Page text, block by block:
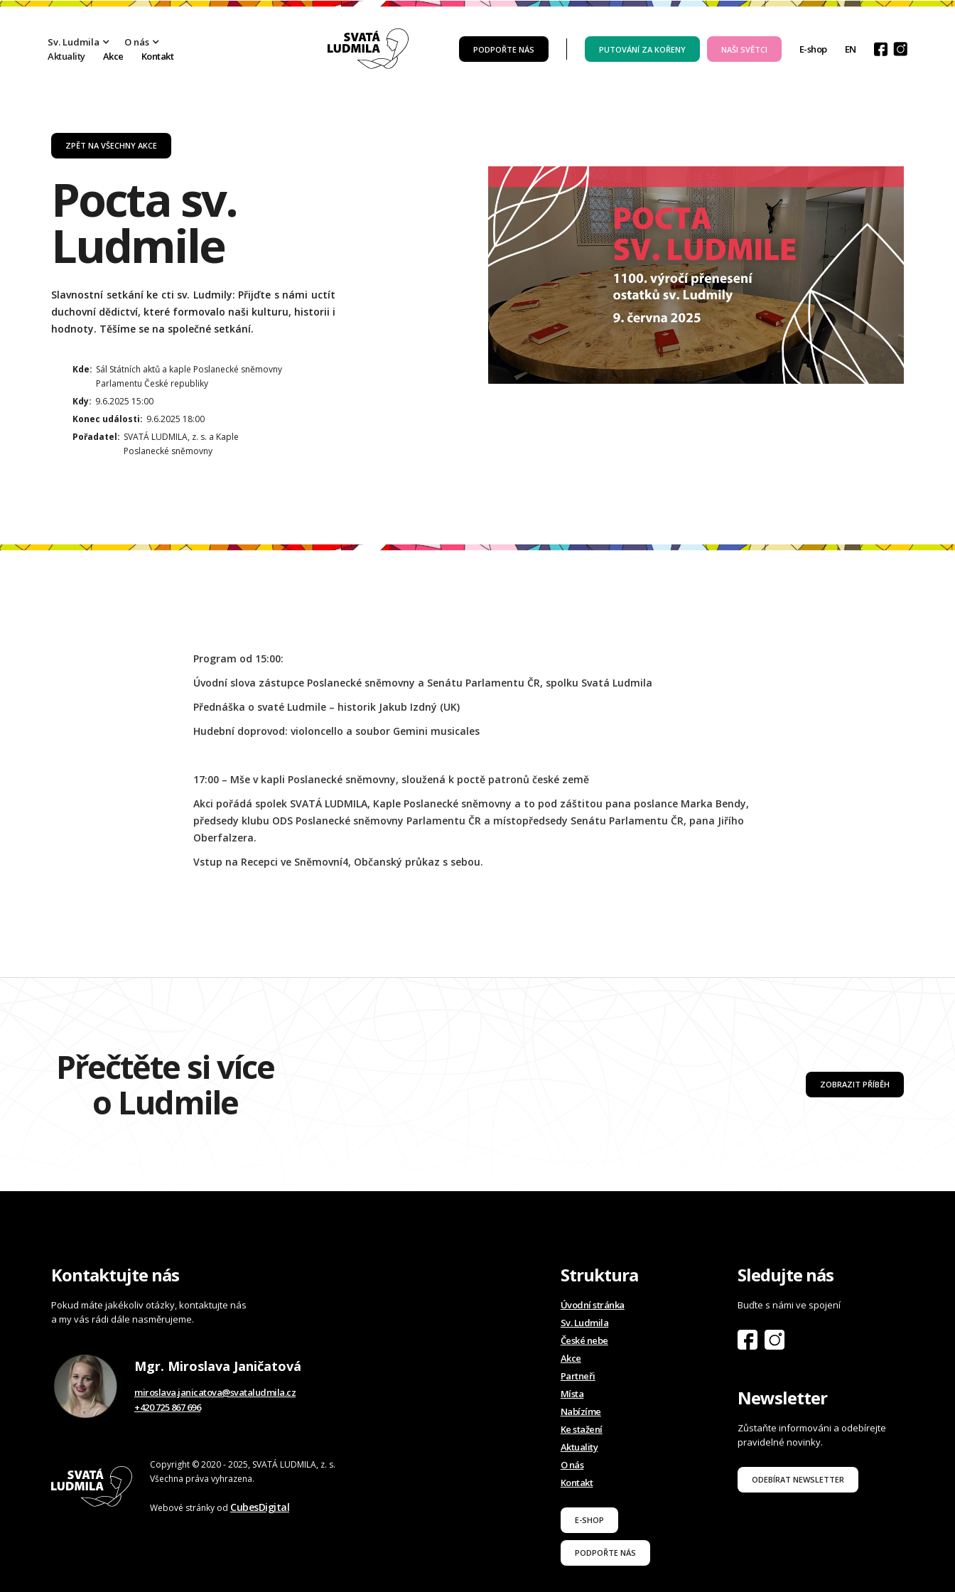
Sv. Ludmila
O nás
Aktuality
Akce Kontakt
PODPOŘTE NÁS PUTOVÁNÍ ZA KOŘENY NAŠI SVĚTCI E-shop EN
ZPĚT NA VŠECHNY AKCE
Pocta sv.
Ludmile
Slavnostní setkání ke cti sv. Ludmily: Přijďte s námi uctít
duchovní dědictví, které formovalo naši kulturu, historii i
hodnoty. Těšíme se na společné setkání.
Kde: Sál Státních aktů a kaple Poslanecké sněmovny
Parlamentu České republiky
Kdy: 9.6.2025 15:00
Konec události: 9.6.2025 18:00
Pořadatel: SVATÁ LUDMILA, z. s. a Kaple
Poslanecké sněmovny
Program od 15:00:
Úvodní slova zástupce Poslanecké sněmovny a Senátu Parlamentu ČR, spolku Svatá Ludmila
Přednáška o svaté Ludmile – historik Jakub Izdný (UK)
Hudební doprovod: violoncello a soubor Gemini musicales
17:00 – Mše v kapli Poslanecké sněmovny, sloužená k poctě patronů české země
Akci pořádá spolek SVATÁ LUDMILA, Kaple Poslanecké sněmovny a to pod záštitou pana poslance Marka Bendy,
předsedy klubu ODS Poslanecké sněmovny Parlamentu ČR a místopředsedy Senátu Parlamentu ČR, pana Jiřího
Oberfalzera.
Vstup na Recepci ve Sněmovní4, Občanský průkaz s sebou.
Přečtěte si více
o Ludmile
ZOBRAZIT PŘÍBĚH
Kontaktujte nás
Pokud máte jakékoliv otázky, kontaktujte nás
a my vás rádi dále nasměrujeme.
Mgr. Miroslava Janičatová
miroslava.janicatova@svataludmila.cz
+420 725 867 696
Copyright © 2020 - 2025, SVATÁ LUDMILA, z. s.
Všechna práva vyhrazena.
Webové stránky od CubesDigital
Struktura
Úvodní stránka
Sv. Ludmila
České nebe
Akce
Partneři
Místa
Nabízíme
Ke stažení
Aktuality
O nás
Kontakt
E-SHOP
PODPOŘTE NÁS
Sledujte nás
Buďte s námi ve spojení
Newsletter
Zůstaňte informováni a odebírejte
pravidelné novinky.
ODEBÍRAT NEWSLETTER